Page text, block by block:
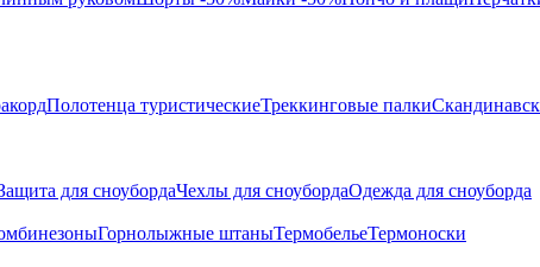
Полотенца туристическиеТреккинговые палки
для сноубордаЧехлы для сноубордаОдежда для сноуборда
Горнолыжные штаныТермобельеТермоноски